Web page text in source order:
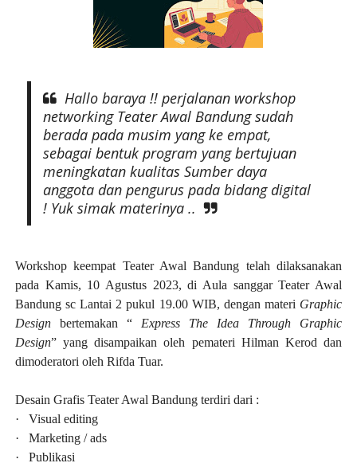
Hallo baraya !! perjalanan workshop
networking Teater Awal Bandung sudah
berada pada musim yang ke empat,
sebagai bentuk program yang bertujuan
meningkatan kualitas Sumber daya
anggota dan pengurus pada bidang digital
! Yuk simak materinya ..
Workshop keempat Teater Awal Bandung telah dilaksanakan
pada Kamis, 10 Agustus 2023, di Aula sanggar Teater Awal
Bandung sc Lantai 2 pukul 19.00 WIB, dengan materi Graphic
Designbertemakan “ Express The Idea Through Graphic
Design” yang disampaikan oleh pemateri Hilman Kerod dan
dimoderatori oleh Rifda Tuar.
Desain Grafis Teater Awal Bandung terdiri dari :
·
Visual editing
·
Marketing / ads
·
Publikasi